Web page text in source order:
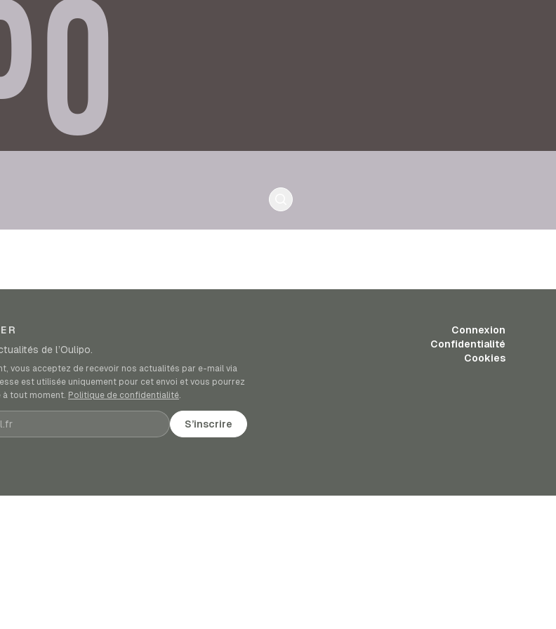
de l’Oulipo.
vous acceptez de recevoir nos actualités par e-mail via
est utilisée uniquement pour cet envoi et vous pourrez
à tout moment. Politique de confidentialité.
S’inscrire
Connexion
Confidentialité
Cookies